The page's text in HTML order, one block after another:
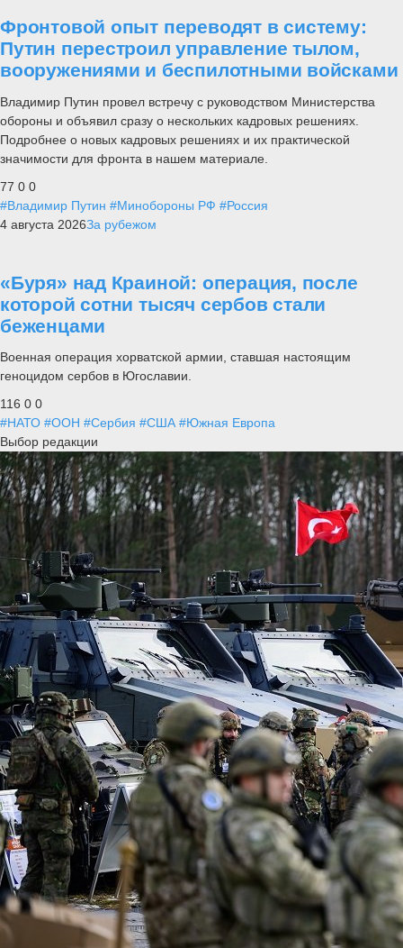
Фронтовой опыт переводят в систему:
Путин перестроил управление тылом,
вооружениями и беспилотными войсками
Владимир Путин провел встречу с руководством Министерства
обороны и объявил сразу о нескольких кадровых решениях.
Подробнее о новых кадровых решениях и их практической
значимости для фронта в нашем материале.
77 0 0
#Владимир Путин #Минобороны РФ #Россия
4 августа 2026За рубежом
«Буря» над Краиной: операция, после
которой сотни тысяч сербов стали
беженцами
Военная операция хорватской армии, ставшая настоящим
геноцидом сербов в Югославии.
116 0 0
#НАТО #ООН #Сербия #США #Южная Европа
Выбор редакции